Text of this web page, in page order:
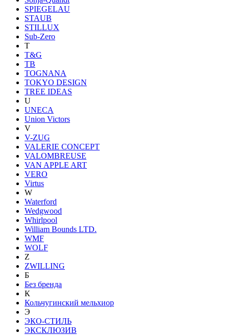
SPIEGELAU
STAUB
STILLUX
Sub-Zero
T
T&G
TB
TOGNANA
TOKYO DESIGN
TREE IDEAS
U
UNECA
Union Victors
V
V-ZUG
VALERIE CONCEPT
VALOMBREUSE
VAN APPLE ART
VERO
Virtus
W
Waterford
Wedgwood
Whirlpool
William Bounds LTD.
WMF
WOLF
Z
ZWILLING
Б
Без бренда
К
Кольчугинский мельхиор
Э
ЭКО-СТИЛЬ
ЭКСКЛЮЗИВ